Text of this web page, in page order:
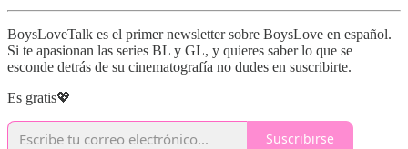
BoysLoveTalk es el primer newsletter sobre BoysLove en español.
Si te apasionan las series BL y GL, y quieres saber lo que se
esconde detrás de su cinematografía no dudes en suscribirte.
Es gratis💖
Suscribirse